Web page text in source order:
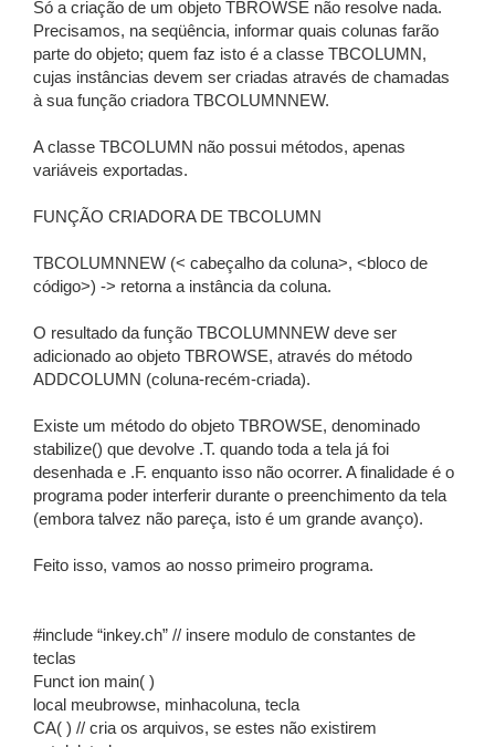
Só a criação de um objeto TBROWSE não resolve nada.
Precisamos, na seqüência, informar quais colunas farão
parte do objeto; quem faz isto é a classe TBCOLUMN,
cujas instâncias devem ser criadas através de chamadas
à sua função criadora TBCOLUMNNEW.
A classe TBCOLUMN não possui métodos, apenas
variáveis exportadas.
FUNÇÃO CRIADORA DE TBCOLUMN
TBCOLUMNNEW (< cabeçalho da coluna>, <bloco de
código>) -> retorna a instância da coluna.
O resultado da função TBCOLUMNNEW deve ser
adicionado ao objeto TBROWSE, através do método
ADDCOLUMN (coluna-recém-criada).
Existe um método do objeto TBROWSE, denominado
stabilize() que devolve .T. quando toda a tela já foi
desenhada e .F. enquanto isso não ocorrer. A finalidade é o
programa poder interferir durante o preenchimento da tela
(embora talvez não pareça, isto é um grande avanço).
Feito isso, vamos ao nosso primeiro programa.
#include “inkey.ch” // insere modulo de constantes de
teclas
Funct ion main( )
local meubrowse, minhacoluna, tecla
CA( ) // cria os arquivos, se estes não existirem